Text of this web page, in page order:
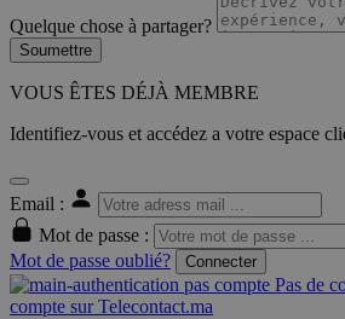
Quelque chose à partager?
Soumettre
VOUS ÊTES DÉJÀ MEMBRE
Identifiez-vous et accédez a votre espace
Email :
Mot de passe :
Mot de passe oublié?
Connecter
Pas de
compte sur Telecontact.ma